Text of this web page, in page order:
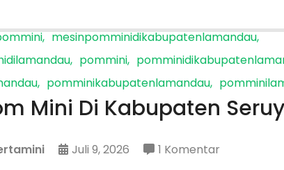
mesinpomminidikabupatenlamandau
pommini
pomminikabupatenlamandau
Mini Di Kabupaten
Juli 9, 2026 1 Komentarpada